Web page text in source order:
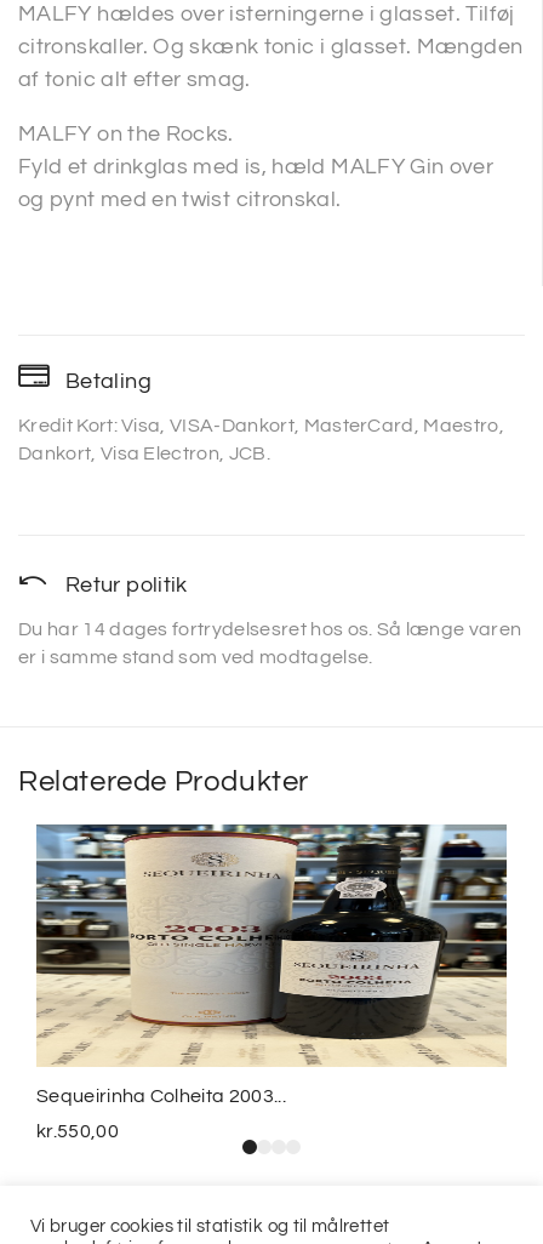
MALFY hældes over isterningerne i glasset. Tilføj
citronskaller. Og skænk tonic i glasset. Mængden
af tonic alt efter smag.
MALFY on the Rocks.
Fyld et drinkglas med is, hæld MALFY Gin over
og pynt med en twist citronskal.
Betaling
Kredit Kort: Visa, VISA-Dankort, MasterCard, Maestro,
Dankort, Visa Electron, JCB.
Retur politik
Du har 14 dages fortrydelsesret hos os. Så længe varen
er i samme stand som ved modtagelse.
Relaterede Produkter
Sequeirinha Colheita 2003...
kr.550,00
Vi bruger cookies til statistik og til målrettet